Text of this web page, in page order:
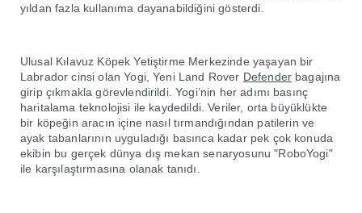
yıldan fazla kullanıma dayanabildiğini gösterdi.
Ulusal Kılavuz Köpek Yetiştirme Merkezinde yaşayan bir
Labrador cinsi olan Yogi, Yeni Land Rover Defender bagajına
girip çıkmakla görevlendirildi. Yogi’nin her adımı basınç
haritalama teknolojisi ile kaydedildi. Veriler, orta büyüklükte
bir köpeğin aracın içine nasıl tırmandığından patilerin ve
ayak tabanlarının uyguladığı basınca kadar pek çok konuda
ekibin bu gerçek dünya dış mekan senaryosunu "RoboYogi"
ile karşılaştırmasına olanak tanıdı.